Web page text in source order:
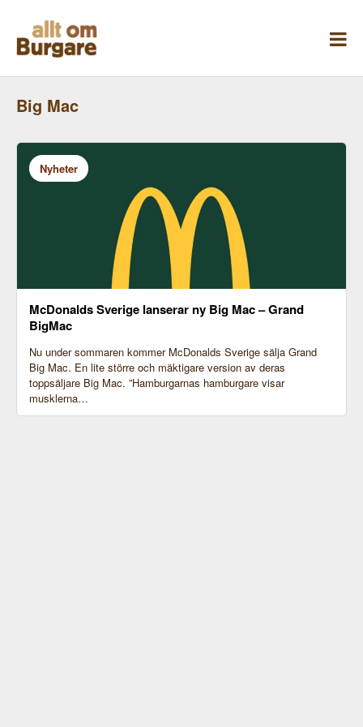
innehåll
Big Mac
Nyheter
McDonalds Sverige lanserar ny Big Mac – Grand
BigMac
Nu under sommaren kommer McDonalds Sverige sälja Grand
Big Mac. En lite större och mäktigare version av deras
toppsäljare Big Mac. ”Hamburgarnas hamburgare visar
musklerna…